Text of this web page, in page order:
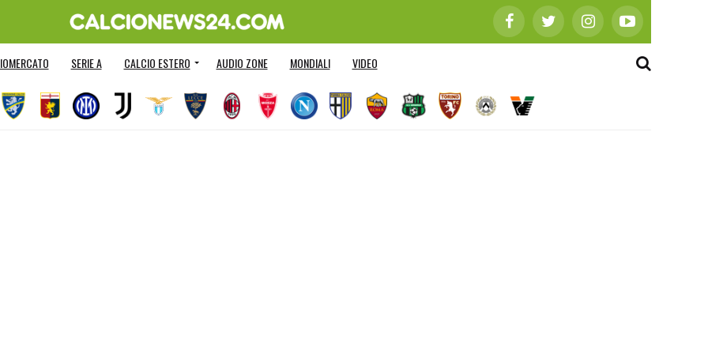
SERIE A CALCIO ESTERO AUDIO ZONE MONDIALI VIDEO